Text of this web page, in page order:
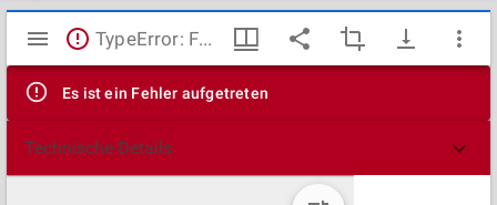
Mirador
Viewer
TypeError: Failed to fetch
Es ist ein Fehler aufgetreten
Technische Details